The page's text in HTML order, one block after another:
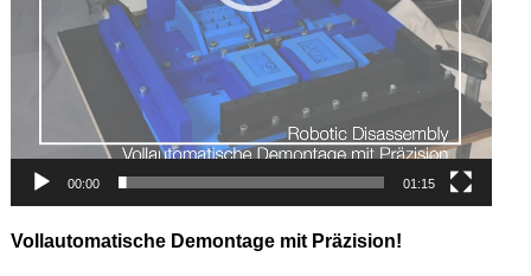
00:00 01:15
Vollautomatische Demontage mit Präzision!